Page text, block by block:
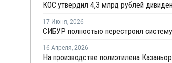
17 Июня, 2026
16 Апреля, 2026